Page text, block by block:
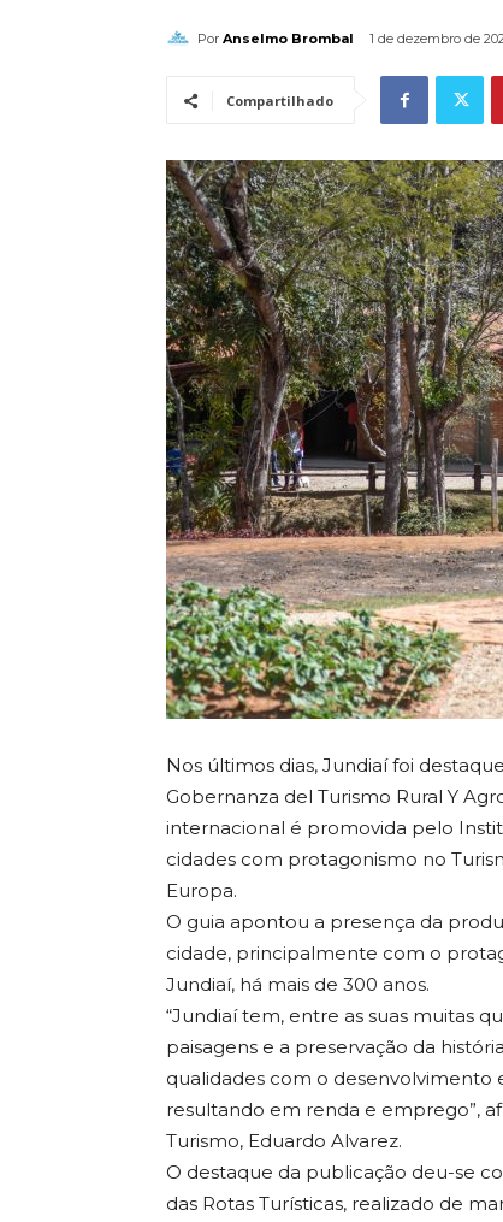
Por Anselmo Brombal 1 de dezembro de
Compartilhado
Nos últimos dias, Jundiaí foi
Gobernanza del Turismo Rural Y
internacional é promovida pelo
cidades com protagonismo no
Europa.
O guia apontou a presença da
cidade, principalmente com o
Jundiaí, há mais de 300 anos.
“Jundiaí tem, entre as suas muitas
paisagens e a preservação da
qualidades com o desenvolvimento
resultando em renda e emprego”,
Turismo, Eduardo Alvarez.
O destaque da publicação deu-se
das Rotas Turísticas, realizado de